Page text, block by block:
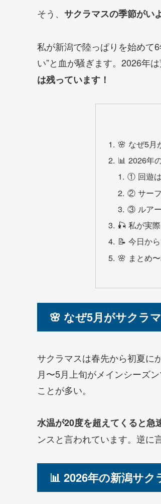
そう、 サクラマスの季節がい
私が新潟で陸っぱりを始めて
い”と血が騒ぎます。2026年
は残っています！
🌸 なぜ5月
📊 2026年
① 回遊
② サー
③ ルア
🎣 私が実
📝 今日か
🌸 まとめ
🌸 なぜ5月がサクラ
サクラマスは春先から初夏に
月〜5月上旬がメインシーズ
ことが多い。
水温が20度を超えてくると急
ンスと言われています。逆に
📊 2026年の新潟サク